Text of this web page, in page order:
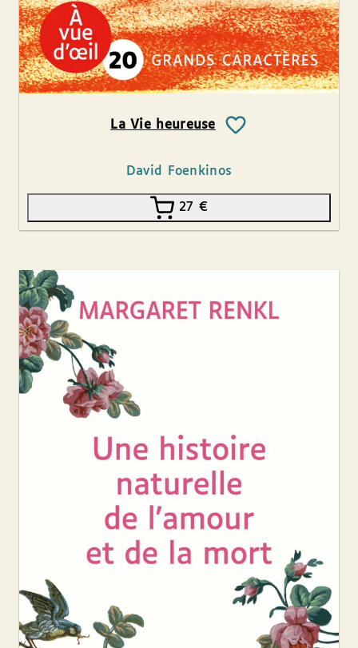
La Vie heureuse
David Foenkinos
27 €